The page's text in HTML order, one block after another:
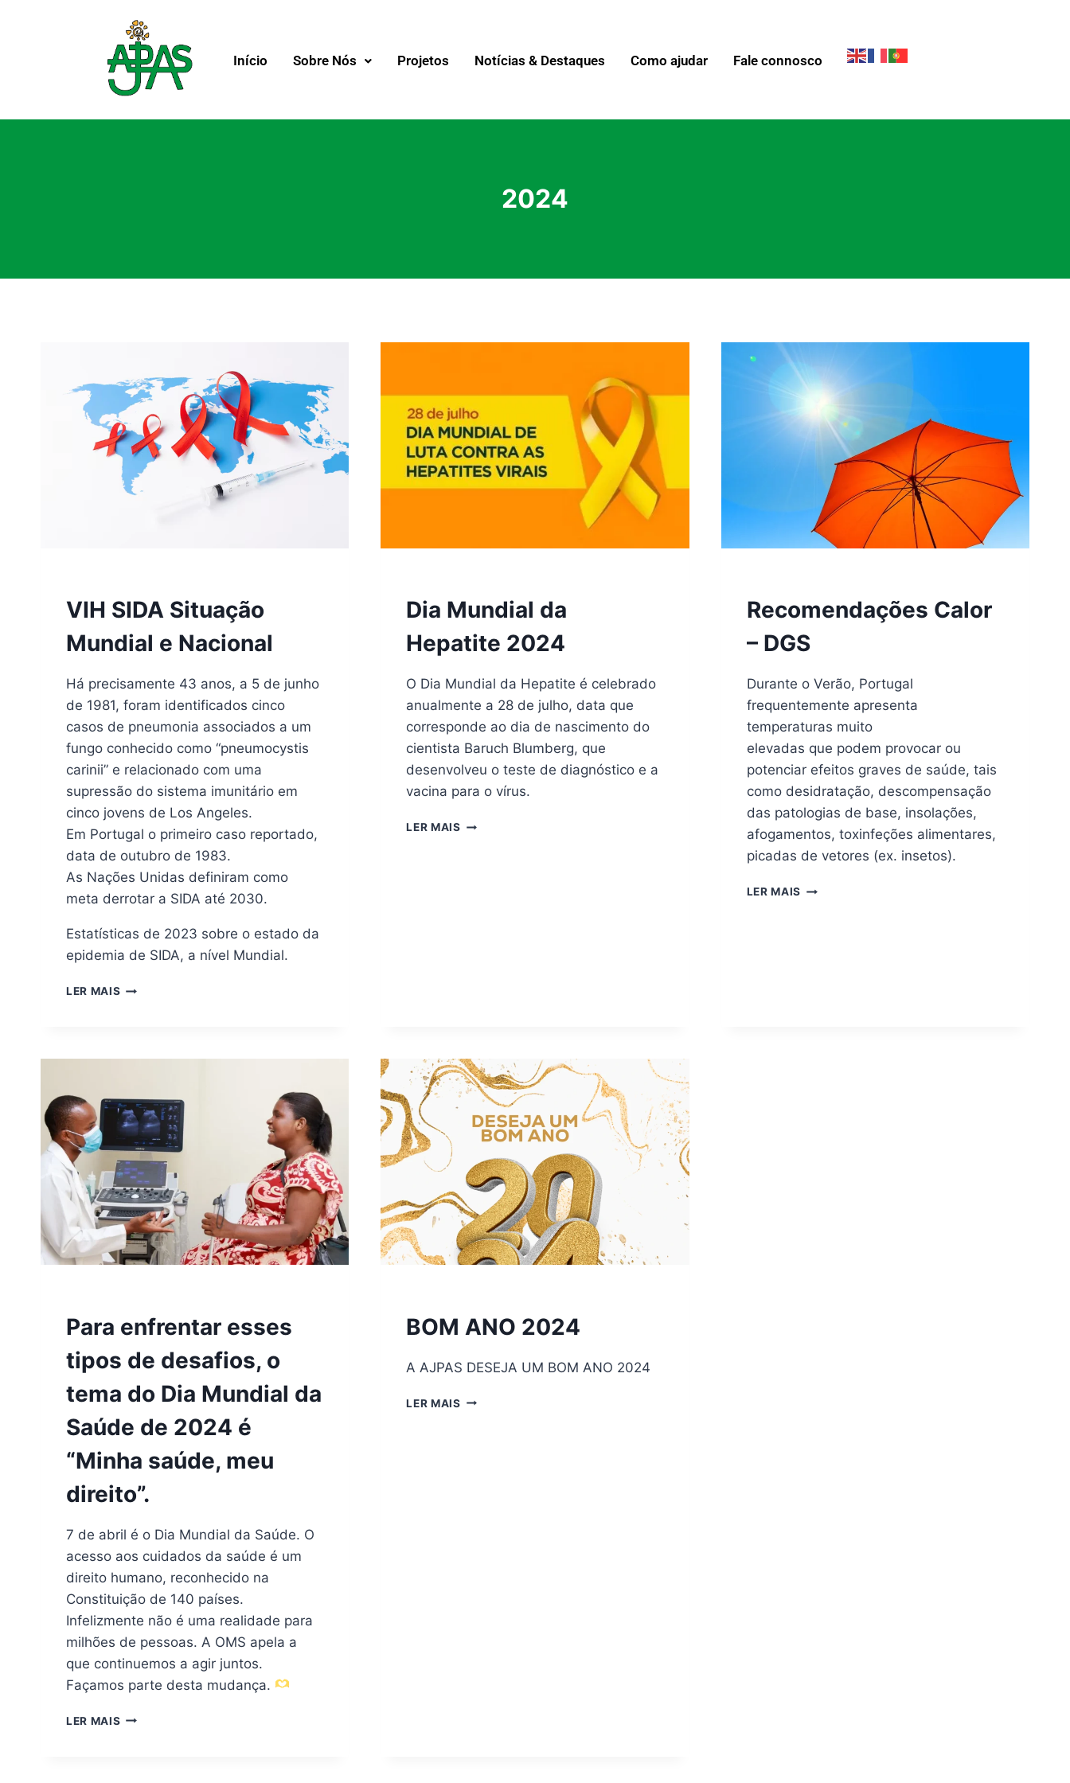
Início Sobre Nós Projetos Notícias & Destaques Como ajudar Fale connosco
2024
VIH SIDA Situação
Mundial e Nacional
Há precisamente 43 anos, a 5 de junho
de 1981, foram identificados cinco
casos de pneumonia associados a um
fungo conhecido como “pneumocystis
carinii” e relacionado com uma
supressão do sistema imunitário em
cinco jovens de Los Angeles.
Em Portugal o primeiro caso reportado,
data de outubro de 1983.
As Nações Unidas definiram como
meta derrotar a SIDA até 2030.
Estatísticas de 2023 sobre o estado da
epidemia de SIDA, a nível Mundial.
LER MAIS
Dia Mundial da
Hepatite 2024
O Dia Mundial da Hepatite é celebrado
anualmente a 28 de julho, data que
corresponde ao dia de nascimento do
cientista Baruch Blumberg, que
desenvolveu o teste de diagnóstico e a
vacina para o vírus.
LER MAIS
Recomendações Calor
– DGS
Durante o Verão, Portugal
frequentemente apresenta
temperaturas muito
elevadas que podem provocar ou
potenciar efeitos graves de saúde, tais
como desidratação, descompensação
das patologias de base, insolações,
afogamentos, toxinfeções alimentares,
picadas de vetores (ex. insetos).
LER MAIS
Para enfrentar esses
tipos de desafios, o
tema do Dia Mundial da
Saúde de 2024 é
“Minha saúde, meu
direito”.
7 de abril é o Dia Mundial da Saúde. O
acesso aos cuidados da saúde é um
direito humano, reconhecido na
Constituição de 140 países.
Infelizmente não é uma realidade para
milhões de pessoas. A OMS apela a
que continuemos a agir juntos.
Façamos parte desta mudança.
LER MAIS
BOM ANO 2024
A AJPAS DESEJA UM BOM ANO 2024​
LER MAIS